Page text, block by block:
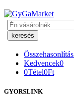
Keresés
Összehasonlítás
Kedvencek0
0Tétel0Ft
GYORSLINK